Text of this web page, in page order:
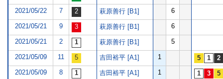
2021/05/22 7 萩原善行 [B1] 6
2021/05/21 9 萩原善行 [B1] 6
2021/05/21 2 萩原善行 [B1] 5
2021/05/09 11 吉田裕平 [A1] 1
2021/05/09 8 吉田裕平 [A1] 1